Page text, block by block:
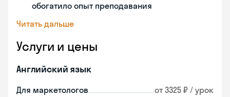
обогатило опыт преподавания
Читать дальше
Услуги и цены
Английский язык
Для маркетологов от 3325 ₽ / урок